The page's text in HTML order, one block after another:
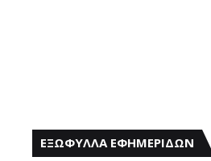
ΕΞΩΦΥΛΛΑ ΕΦΗΜΕΡΙΔΩΝ